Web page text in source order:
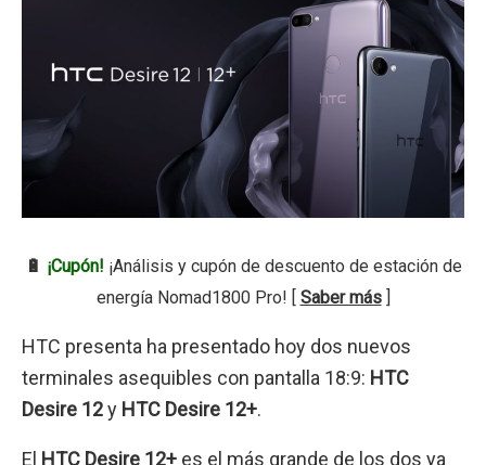
🔋 ¡Cupón! ¡Análisis y cupón de descuento de estación de
energía Nomad1800 Pro! [ Saber más]
HTC presenta ha presentado hoy dos nuevos
terminales asequibles con pantalla 18:9: HTC
Desire 12y HTC Desire 12+.
El HTC Desire 12+ es el más grande de los dos ya